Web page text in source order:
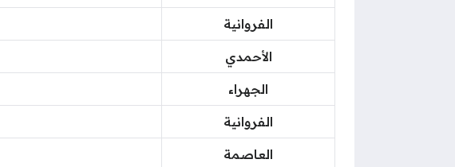
الفروانية
الأحمدي
الجهراء
الفروانية
العاصمة